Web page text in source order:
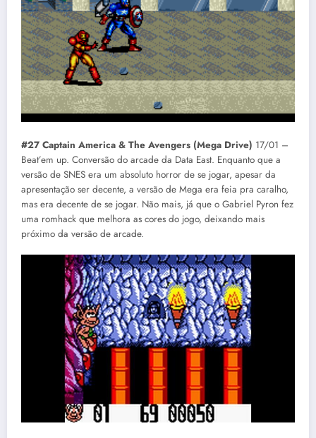
#27 Captain America & The Avengers (Mega Drive) 17/01 –
Beat’em up. Conversão do arcade da Data East. Enquanto que a
versão de SNES era um absoluto horror de se jogar, apesar da
apresentação ser decente, a versão de Mega era feia pra caralho,
mas era decente de se jogar. Não mais, já que o Gabriel Pyron fez
uma romhack que melhora as cores do jogo, deixando mais
próximo da versão de arcade.